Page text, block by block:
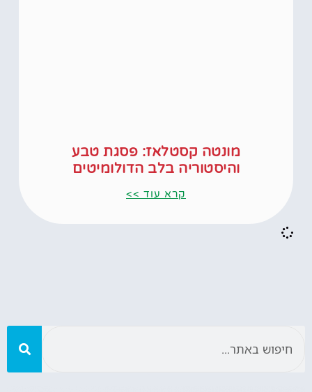
מונטה קסטלאז: פסגת טבע
והיסטוריה בלב הדולומיטים
קרא עוד >>